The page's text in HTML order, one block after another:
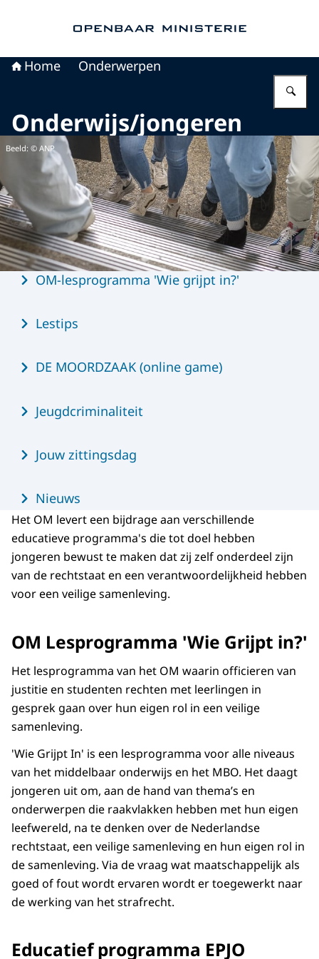
Home Onderwerpen
Onderwijs/jongeren
Beeld: © ANP
MenuOM-lesprogramma 'Wie grijpt in?'
Lestips
DE MOORDZAAK (online game)
Jeugdcriminaliteit
Jouw zittingsdag
Nieuws
Het OM levert een bijdrage aan verschillende
educatieve programma's die tot doel hebben
jongeren bewust te maken dat zij zelf onderdeel zijn
van de rechtstaat en een verantwoordelijkheid hebben
voor een veilige samenleving.
OM Lesprogramma 'Wie Grijpt in?'
Het lesprogramma van het OM waarin officieren van
justitie en studenten rechten met leerlingen in
gesprek gaan over hun eigen rol in een veilige
samenleving.
'Wie Grijpt In' is een lesprogramma voor alle niveaus
van het middelbaar onderwijs en het MBO. Het daagt
jongeren uit om, aan de hand van thema’s en
onderwerpen die raakvlakken hebben met hun eigen
leefwereld, na te denken over de Nederlandse
rechtstaat, een veilige samenleving en hun eigen rol in
de samenleving. Via de vraag wat maatschappelijk als
goed of fout wordt ervaren wordt er toegewerkt naar
de werking van het strafrecht.
Educatief programma EPJO